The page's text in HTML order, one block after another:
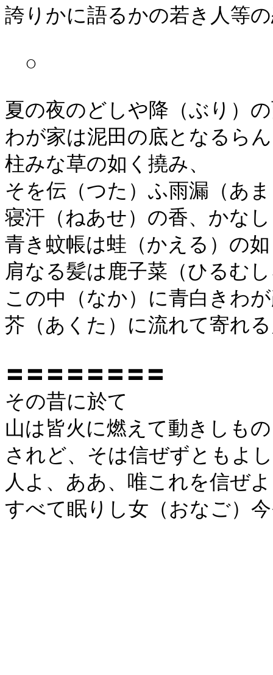
誇りかに語るかの若き人等
○
夏の夜のどしや降（ぶり）
わが家は泥田の底となるら
柱みな草の如く撓み、
そを伝（つた）ふ雨漏（あ
寝汗（ねあせ）の香、かな
青き蚊帳は蛙（かえる）の
肩なる髪は鹿子菜（ひるむ
この中（なか）に青白きわ
芥（あくた）に流れて寄れ
〓〓〓〓〓〓〓〓
その昔に於て
山は皆火に燃えて動きしも
されど、そは信ぜずともよ
人よ、ああ、唯これを信ぜ
すべて眠りし女（おなご）